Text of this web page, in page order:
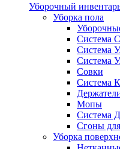
Уборочный
Уборка пола
Система
Система
Система
Совки
Система
Мопы
Система
Сгоны
Уборка